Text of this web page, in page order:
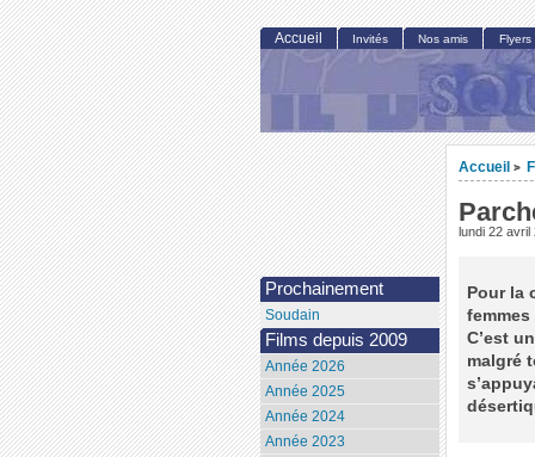
Accueil >
lundi 22 avril
Pour la
femmes
C’est
malgré
Accueil Invités Nos amis Flyers
Prochainement
Soudain
Films depuis 2009
Année 2026
Année 2025
Année 2024
Année 2023